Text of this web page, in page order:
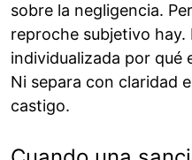
sobre la negligencia.
reproche subjetivo
individualizada por qué
Ni separa con claridad
castigo.